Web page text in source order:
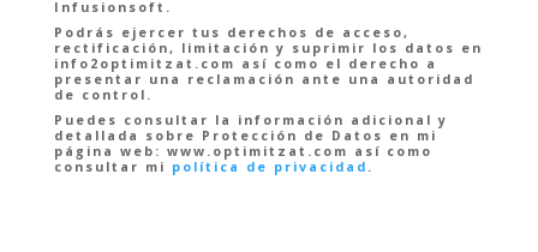
Infusionsoft.
Podrás ejercer tus derechos de acceso,
rectificación, limitación y suprimir los datos en
info2optimitzat.com así como el derecho a
presentar una reclamación ante una autoridad
de control.
Puedes consultar la información adicional y
detallada sobre Protección de Datos en mi
página web: www.optimitzat.com así como
consultar mi política de privacidad .